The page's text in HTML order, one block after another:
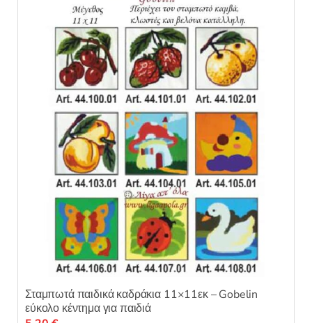
Σταμπωτά παιδικά καδράκια 11×11εκ – Gobelin
εύκολο κέντημα για παιδιά